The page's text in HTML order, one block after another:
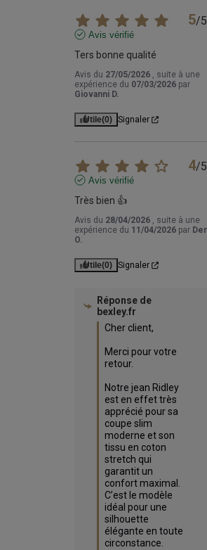
5/5
Avis vérifié
Ters bonne qualité
Avis du 27/05/2026 , suite à une
expérience du 07/03/2026 par
Giovanni D.
Utile(0) Signaler
4/5
Avis vérifié
Très bien 👍
Avis du 28/04/2026 , suite à une
expérience du 11/04/2026 par
O.
Utile(0) Signaler
Réponse de
bexley.fr
Cher client,
Merci pour votre
retour.
Notre jean Ridley
est en effet très
apprécié pour sa
coupe slim
moderne et son
tissu en coton
stretch qui
garantit un
confort maximal.
C’est le modèle
idéal pour une
silhouette
élégante en toute
circonstance.